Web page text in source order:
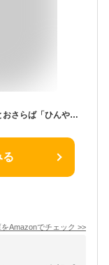
[THANKO] ファンと冷却プレートで背中蒸れとおさらば「ひんやりュック」RSPCERSBK
る
Amazonでチェック >>